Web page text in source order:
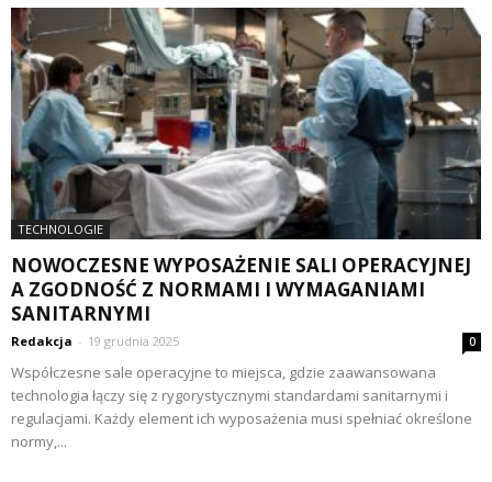
TECHNOLOGIE
NOWOCZESNE WYPOSAŻENIE SALI OPERACYJNEJ
A ZGODNOŚĆ Z NORMAMI I WYMAGANIAMI
SANITARNYMI
Redakcja - 19 grudnia 2025 0
Współczesne sale operacyjne to miejsca, gdzie zaawansowana
technologia łączy się z rygorystycznymi standardami sanitarnymi i
regulacjami. Każdy element ich wyposażenia musi spełniać określone
normy,...